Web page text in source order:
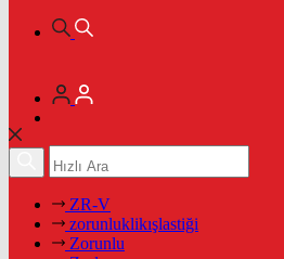
ZR-V
zorunluklikışlastiği
Zorunlu